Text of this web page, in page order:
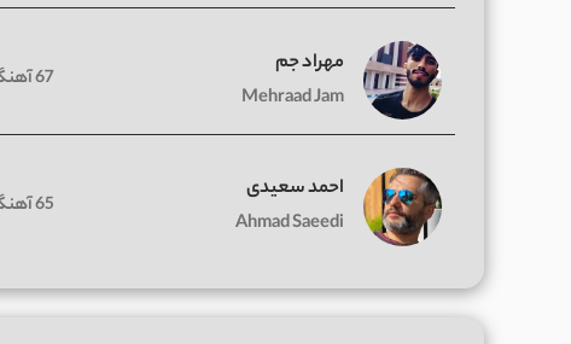
مهراد جم
Mehraad Jam
67 آهنگ
احمد سعیدی
Ahmad Saeedi
65 آهنگ